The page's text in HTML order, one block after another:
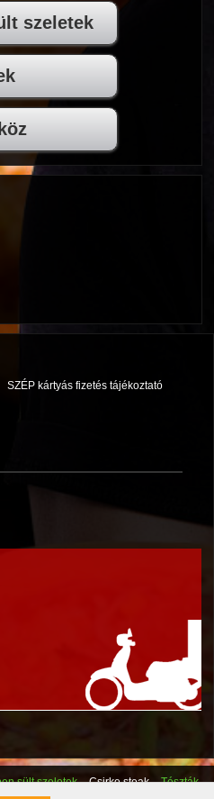
szeletek
SZÉP kártyás fizetés tájékoztató
sült szeletek Csirke steak Tészták